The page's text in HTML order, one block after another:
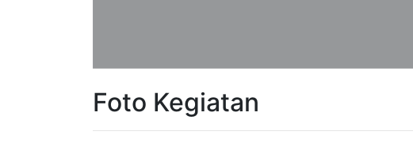
Foto Kegiatan